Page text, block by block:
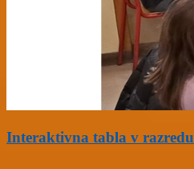
Interaktivna tabla v razredu